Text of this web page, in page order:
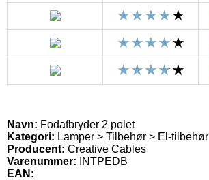
Navn: Fodafbryder 2 polet
Kategori: Lamper > Tilbehør > El-tilbehør
Producent: Creative Cables
Varenummer:
INTPEDB
EAN: